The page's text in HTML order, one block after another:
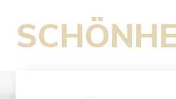
Inhalt
springen